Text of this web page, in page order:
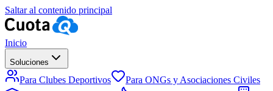
Saltar al contenido principal
Inicio
Soluciones
Para Clubes Deportivos
Para ONGs y Asociaciones Civiles